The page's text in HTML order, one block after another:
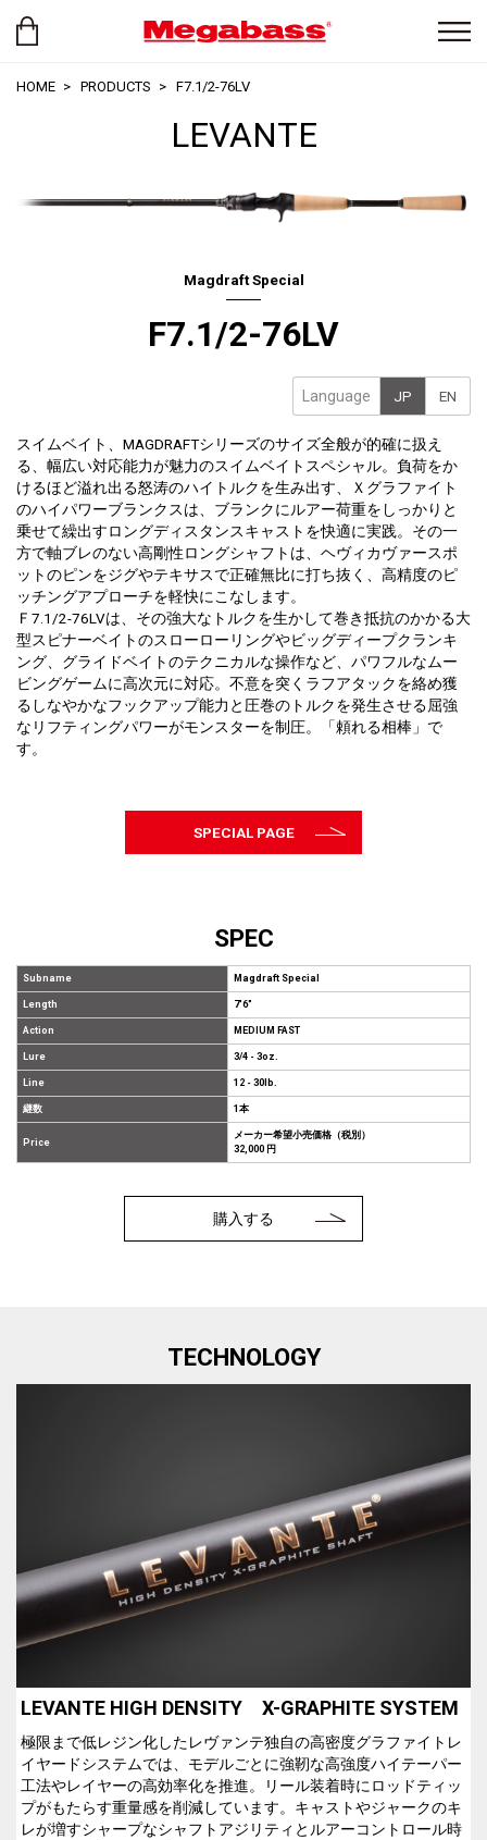
HOME PRODUCTS F7.1/2-76LV
LEVANTE
Magdraft Special
F7.1/2-76LV
Language JP EN
スイムベイト、MAGDRAFTシリーズのサイズ全般が的確に扱え
る、幅広い対応能力が魅力のスイムベイトスペシャル。負荷をか
けるほど溢れ出る怒涛のハイトルクを生み出す、Ｘグラファイト
のハイパワーブランクスは、ブランクにルアー荷重をしっかりと
乗せて繰出すロングディスタンスキャストを快適に実践。その一
方で軸ブレのない高剛性ロングシャフトは、ヘヴィカヴァースポ
ットのピンをジグやテキサスで正確無比に打ち抜く、高精度のピ
ッチングアプローチを軽快にこなします。
Ｆ7.1/2-76LVは、その強大なトルクを生かして巻き抵抗のかかる大
型スピナーベイトのスローローリングやビッグディープクランキ
ング、グライドベイトのテクニカルな操作など、パワフルなムー
ビングゲームに高次元に対応。不意を突くラフアタックを絡め獲
るしなやかなフックアップ能力と圧巻のトルクを発生させる屈強
なリフティングパワーがモンスターを制圧。「頼れる相棒」で
す。
SPECIAL PAGE
SPEC
Subname Magdraft Special
Length 7'6"
Action MEDIUM FAST
Lure 3/4 - 3oz.
Line 12 - 30lb.
継数 1本
Price
メーカー希望小売価格（税別）
32,000 円
購入する
TECHNOLOGY
LEVANTE HIGH DENSITY X-GRAPHITE SYSTEM
極限まで低レジン化したレヴァンテ独自の高密度グラファイトレ
イヤードシステムでは、モデルごとに強靭な高強度ハイテーパー
工法やレイヤーの高効率化を推進。リール装着時にロッドティッ
プがもたらす重量感を削減しています。キャストやジャークのキ
レが増すシャープなシャフトアジリティとルアーコントロール時